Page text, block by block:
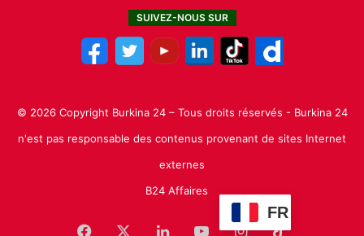
SUIVEZ-NOUS SUR
© 2026 Copyright Burkina 24 – Tous droits réservés - Burkina 24
n'est pas responsable des contenus provenant de sites Internet
externes
B24 Affaires
FR
Facebook LinkedinYouTubeInstagram
TikTok